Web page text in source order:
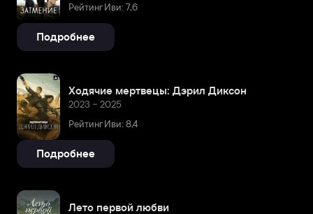
Рейтинг Иви: 7,6
Подробнее
Ходячие мертвецы: Дэрил Диксон
2023 – 2025
Рейтинг Иви: 8,4
Подробнее
Лето первой любви